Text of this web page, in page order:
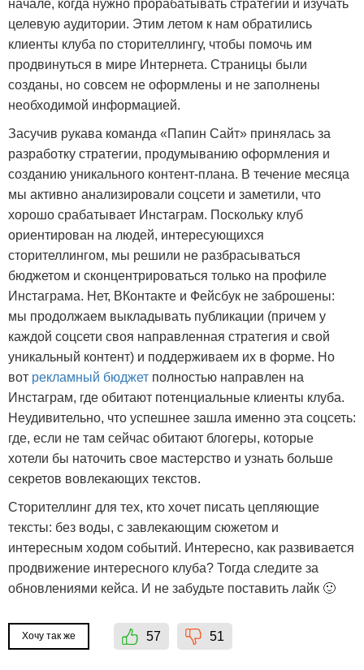
начале, когда нужно прорабатывать стратегии и изучать
целевую аудитории. Этим летом к нам обратились
клиенты клуба по сторителлингу, чтобы помочь им
продвинуться в мире Интернета. Страницы были
созданы, но совсем не оформлены и не заполнены
необходимой информацией.
Засучив рукава команда «Папин Сайт» принялась за
разработку стратегии, продумыванию оформления и
созданию уникального контент-плана. В течение месяца
мы активно анализировали соцсети и заметили, что
хорошо срабатывает Инстаграм. Поскольку клуб
ориентирован на людей, интересующихся
сторителлингом, мы решили не разбрасываться
бюджетом и сконцентрироваться только на профиле
Инстаграма. Нет, ВКонтакте и Фейсбук не заброшены:
мы продолжаем выкладывать публикации (причем у
каждой соцсети своя направленная стратегия и свой
уникальный контент) и поддерживаем их в форме. Но
вот рекламный бюджет полностью направлен на
Инстаграм, где обитают потенциальные клиенты клуба.
Неудивительно, что успешнее зашла именно эта соцсеть:
где, если не там сейчас обитают блогеры, которые
хотели бы наточить свое мастерство и узнать больше
секретов вовлекающих текстов.
Сторителлинг для тех, кто хочет писать цепляющие
тексты: без воды, с завлекающим сюжетом и
интересным ходом событий. Интересно, как развивается
продвижение интересного клуба? Тогда следите за
обновлениями кейса. И не забудьте поставить лайк 🙂
Хочу так же 57 51